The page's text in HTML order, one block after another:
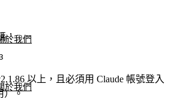
於我們
於我們
：
以上，且必須用 Claude 帳號登入
）。